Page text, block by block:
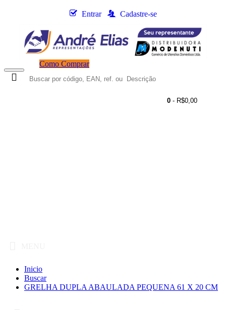
Entrar Cadastre-se
Como Comprar
0 - R$0,00
Inicio
Buscar
GRELHA DUPLA ABAULADA PEQUENA 61 X 20 CM